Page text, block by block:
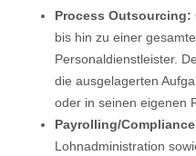
Process Outsourcing:
bis hin zu einer
Personaldienstleister.
die ausgelagerten
oder in seinen eigenen
Payrolling/
Lohnadministration